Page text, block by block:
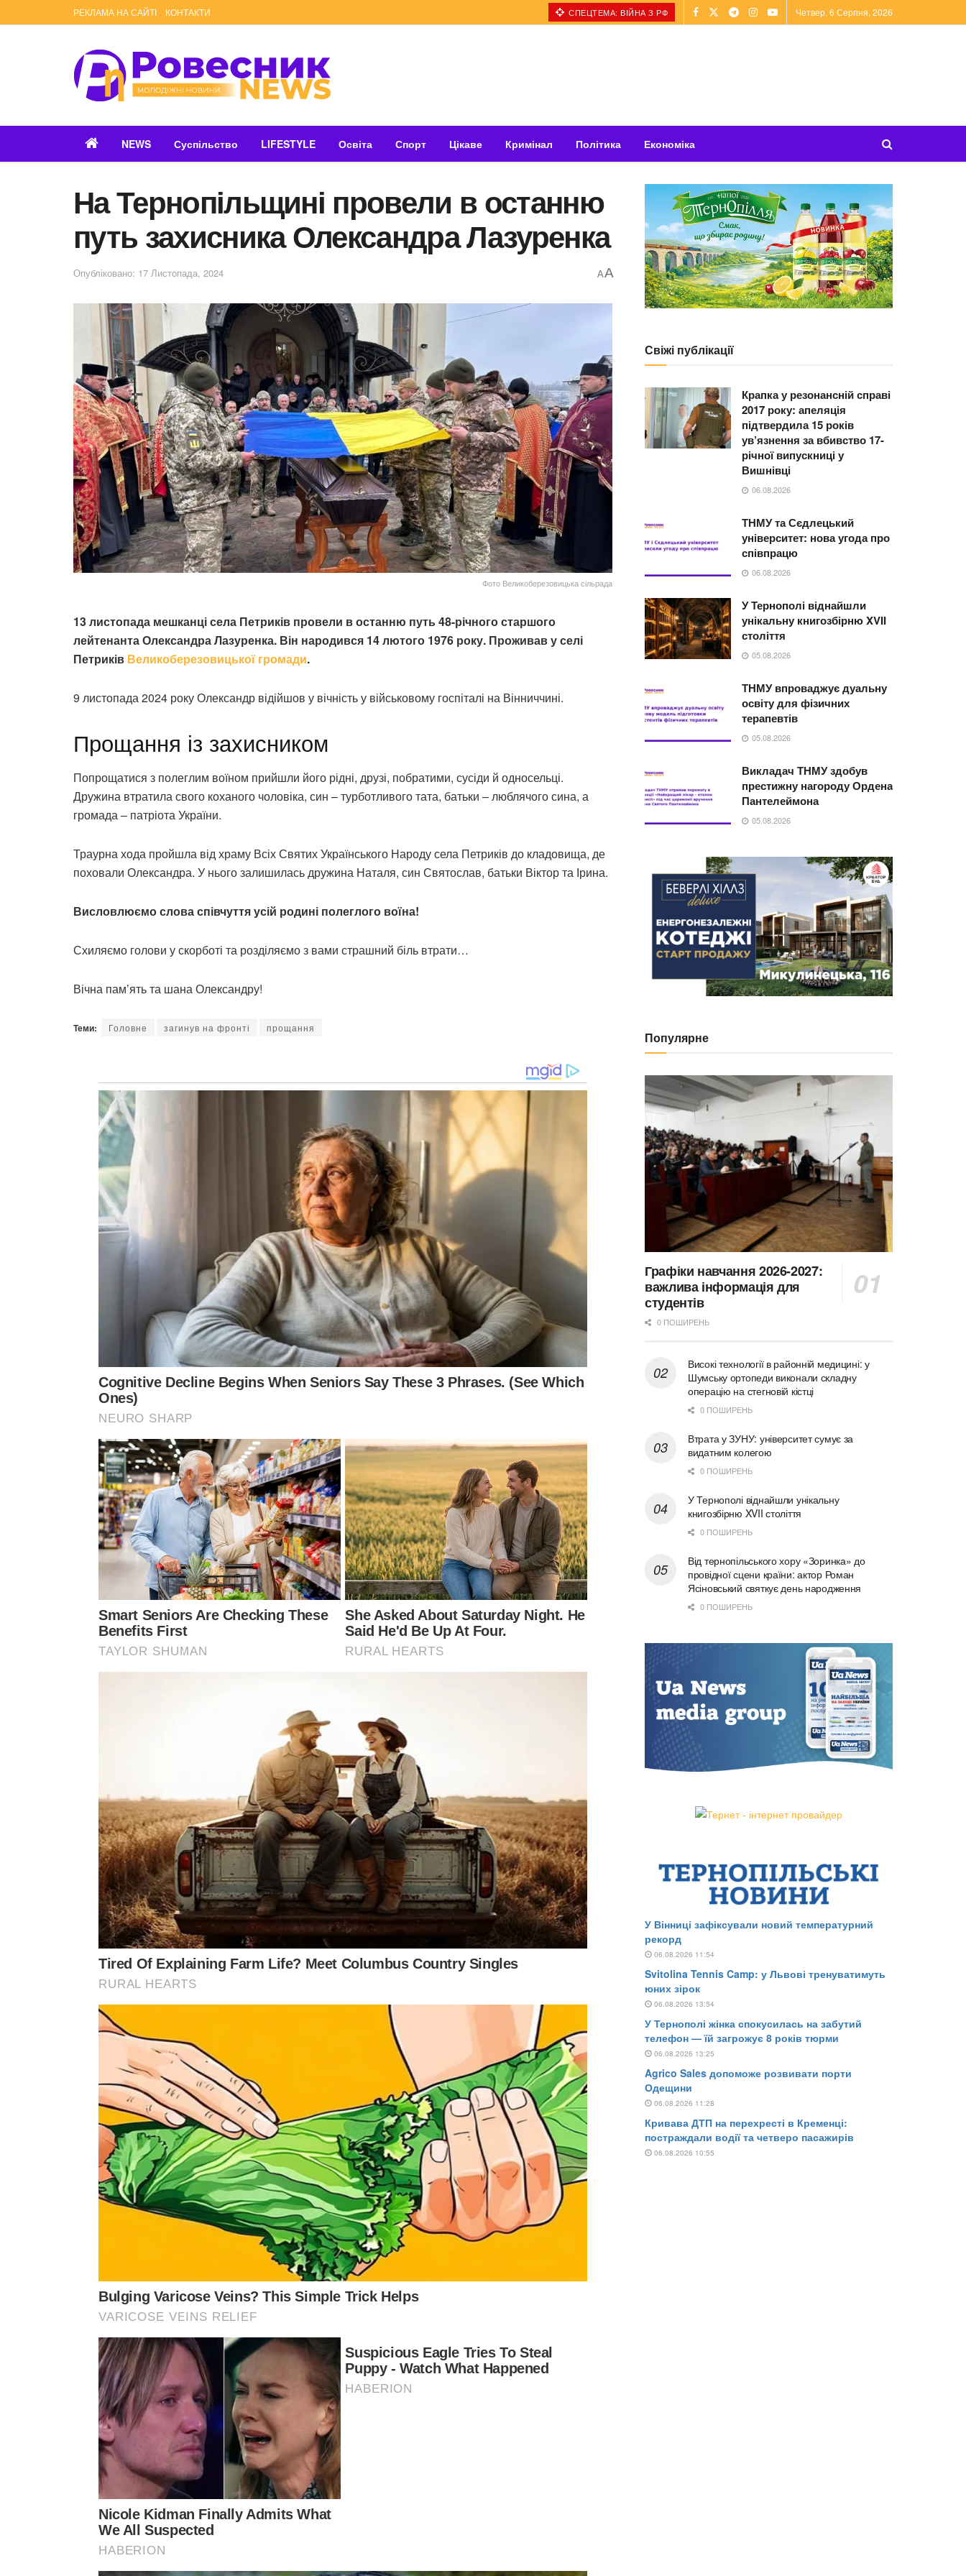
РЕКЛАМА НА САЙТІ КОНТАКТИ СПЕЦТЕМА: ВІЙНА З РФ Четвер, 6 Серпня, 2026
NEWS Суспільство LIFESTYLE Освіта Спорт Цікаве Кримінал Політика Економіка
На Тернопільщині провели в останню
путь захисника Олександра Лазуренка
Опубліковано: 17 Листопада, 2024 AA
Фото Великоберезовицька сільрада
13 листопада мешканці села Петриків провели в останню путь 48-річного старшого
лейтенанта Олександра Лазуренка. Він народився 14 лютого 1976 року. Проживав у селі
Петриків Великоберезовицької громади.
9 листопада 2024 року Олександр відійшов у вічність у військовому госпіталі на Вінниччині.
Прощання із захисником
Попрощатися з полеглим воїном прийшли його рідні, друзі, побратими, сусіди й односельці.
Дружина втратила свого коханого чоловіка, син – турботливого тата, батьки – люблячого сина, а
громада – патріота України.
Траурна хода пройшла від храму Всіх Святих Українського Народу села Петриків до кладовища, де
поховали Олександра. У нього залишилась дружина Наталя, син Святослав, батьки Віктор та Ірина.
Висловлюємо слова співчуття усій родині полеглого воїна!
Схиляємо голови у скорботі та розділяємо з вами страшний біль втрати…
Вічна пам’ять та шана Олександру!
Теми: Головне загинув на фронті прощання
Свіжі публікації
Крапка у резонансній справі
2017 року: апеляція
підтвердила 15 років
ув’язнення за вбивство 17-
річної випускниці у
Вишнівці
06.08.2026
ТНМУ та Сєдлецький
університет: нова угода про
співпрацю
06.08.2026
У Тернополі віднайшли
унікальну книгозбірню XVII
століття
05.08.2026
ТНМУ впроваджує дуальну
освіту для фізичних
терапевтів
05.08.2026
Викладач ТНМУ здобув
престижну нагороду Ордена
Пантелеймона
05.08.2026
Популярне
Графіки навчання 2026-2027:
важлива інформація для
студентів
0 ПОШИРЕНЬ
Високі технології в районній медицині: у
Шумську ортопеди виконали складну
операцію на стегновій кістці
0 ПОШИРЕНЬ
Втрата у ЗУНУ: університет сумує за
видатним колегою
0 ПОШИРЕНЬ
У Тернополі віднайшли унікальну
книгозбірню XVII століття
0 ПОШИРЕНЬ
Від тернопільського хору «Зоринка» до
провідної сцени країни: актор Роман
Ясіновський святкує день народження
0 ПОШИРЕНЬ